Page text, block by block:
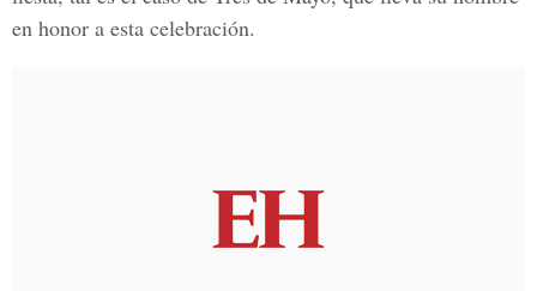
en honor a esta celebración.